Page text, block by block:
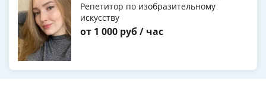
Репетитор по изобразительному
искусству
от 1 000 руб / час